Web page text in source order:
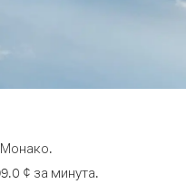
¢ за минута.